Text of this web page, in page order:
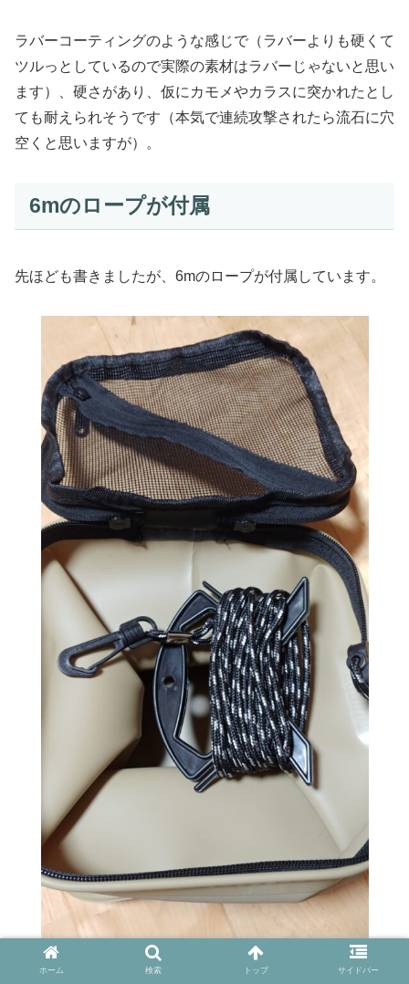
ラバーコーティングのような感じで（ラバーよりも硬くて
ツルっとしているので実際の素材はラバーじゃないと思い
ます）、硬さがあり、仮にカモメやカラスに突かれたとし
ても耐えられそうです（本気で連続攻撃されたら流石に穴
空くと思いますが）。
6mのロープが付属
先ほども書きましたが、6mのロープが付属しています。
ホーム 検索 トップ サイドバー